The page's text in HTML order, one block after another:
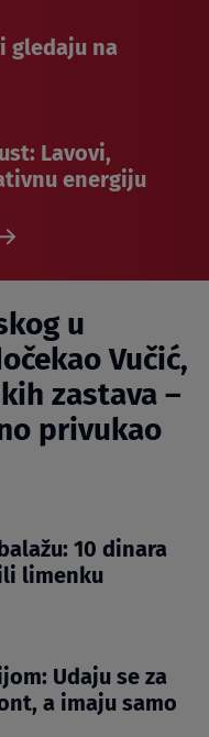
gledaju na
Lavovi,
energiju
u
Vučić,
zastava –
privukao
10 dinara
limenku
Udaju se za
a imaju samo